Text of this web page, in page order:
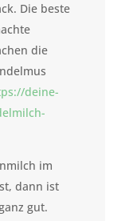
Die beste
die
deine-
im
dann ist
gut.